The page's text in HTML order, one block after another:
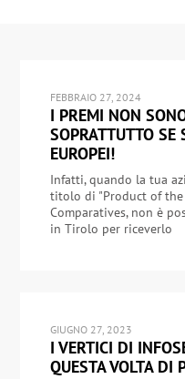
FEBBRAIO 27, 2024
I PREMI NON
SOPRATTUTTO SE
EUROPEI!
Infatti, quando la tua
titolo di "Product of the
Comparatives, non è
in Tirolo per riceverlo
GIUGNO 27, 2023
I VERTICI DI
QUESTA VOLTA DI